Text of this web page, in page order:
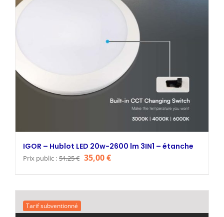
IGOR – Hublot LED 20w-2600 lm 3IN1 – étanche
Prix public : 51,25€ Le
51,25 €.
35,00€Le
35,00 €.
Tarif subventionné